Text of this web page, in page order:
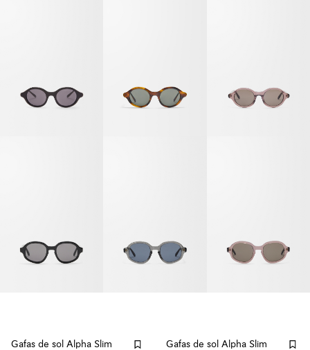
Gafas de sol Alpha Slim
Gafas de sol Alpha Slim